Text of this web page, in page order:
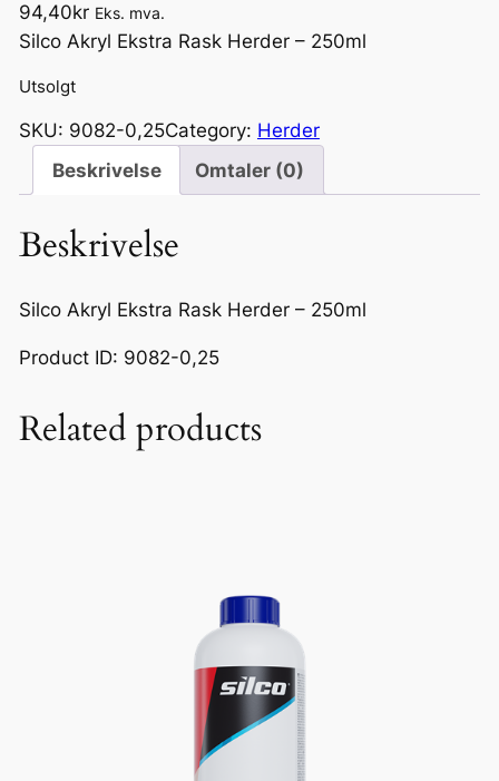
94,40kr Eks. mva.
Silco Akryl Ekstra Rask Herder – 250ml
Utsolgt
SKU: 9082-0,25Category: Herder
Beskrivelse
Omtaler (0)
Beskrivelse
Silco Akryl Ekstra Rask Herder – 250ml
Product ID: 9082-0,25
Related products